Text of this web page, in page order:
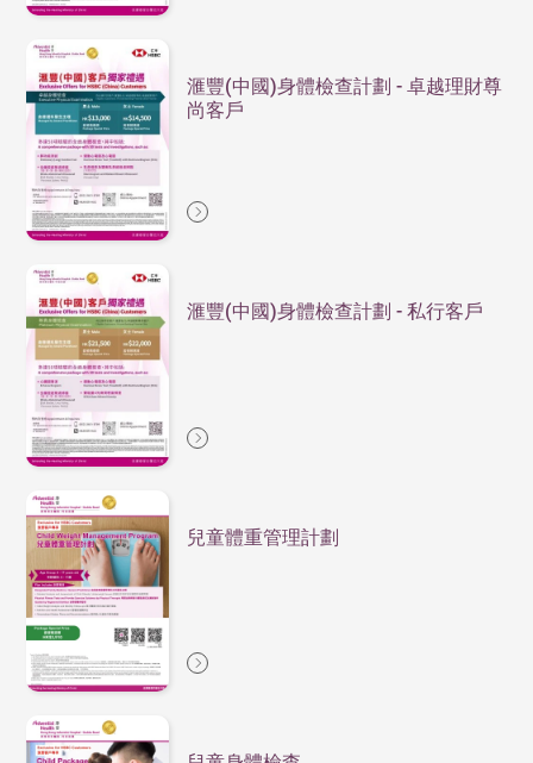
滙豐(中國)身體檢查計劃 - 卓越理財尊
尚客戶
滙豐(中國)身體檢查計劃 - 私行客戶
兒童體重管理計劃